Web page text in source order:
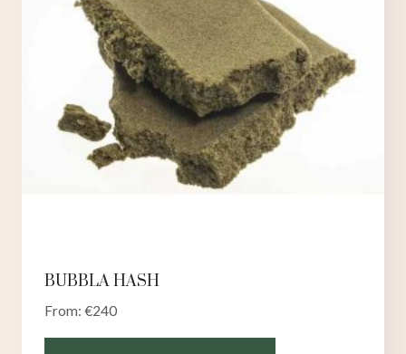
BUBBLA HASH
From: €240